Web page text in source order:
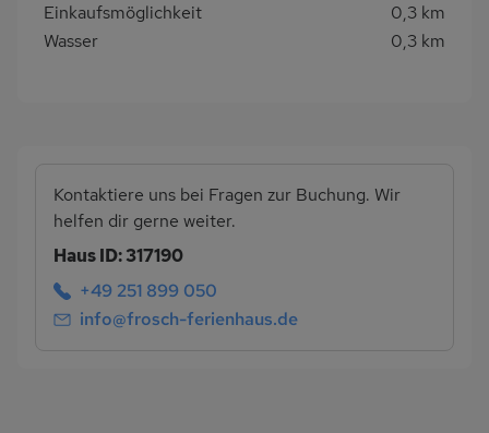
Einkaufsmöglichkeit
0,3 km
Wasser
0,3 km
Kontaktiere uns bei Fragen zur Buchung. Wir
helfen dir gerne weiter.
Haus ID: 317190
+49 251 899 050
info@frosch-ferienhaus.de